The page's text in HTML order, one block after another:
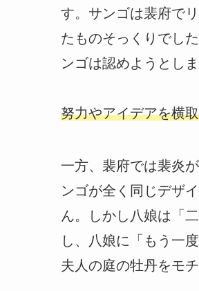
す。サンゴは裴府で
たものそっくりでし
ンゴは認めようとしま
努力やアイデアを横
一方、裴府では裴炎
ンゴが全く同じデザ
ん。しかし八娘は「
し、八娘に「もう一
夫人の庭の牡丹をモ